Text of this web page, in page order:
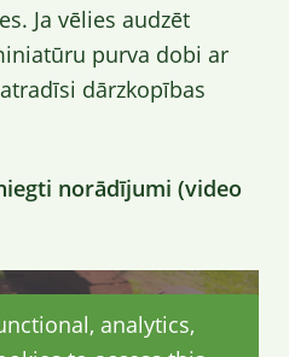
Ja vēlies audzēt
purva dobi ar
dārzkopības
norādījumi (video
analytics,